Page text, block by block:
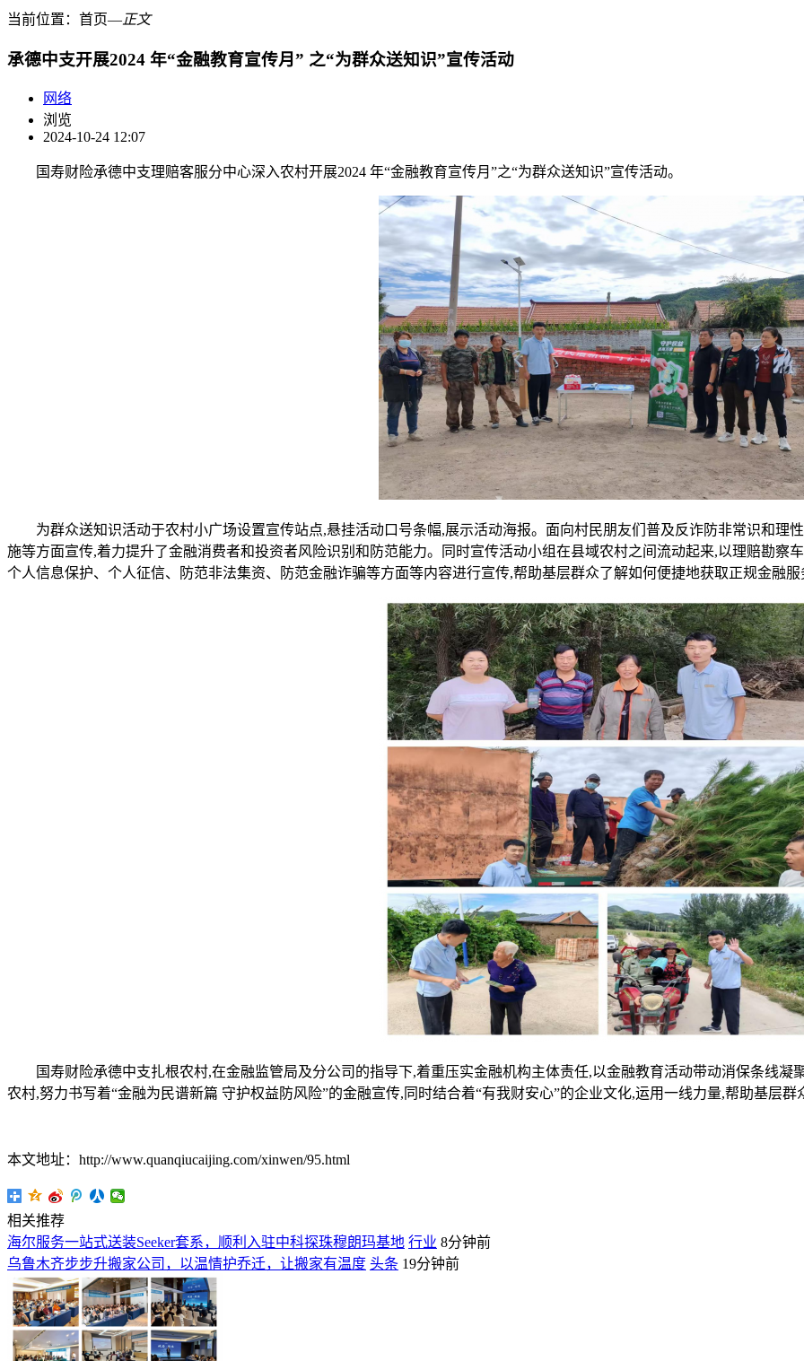
当前位置： 首页―正文
承德中支开展2024 年“金融教育宣传月” 之“为群众送知识”宣传活动
网络
浏览
2024-10-24 12:07
国寿财险承德中支理赔客服分中心深入农村开展2024 年“金融教育宣传月”之“为群众送知识”宣传活动。
为群众送知识活动于农村小广场设置宣传站点,悬挂活动口号条幅,展示活动海报。面向村民朋友们普及反诈防非常识和理
施等方面宣传,着力提升了金融消费者和投资者风险识别和防范能力。同时宣传活动小组在县域农村之间流动起来,以理赔勘察
个人信息保护、个人征信、防范非法集资、防范金融诈骗等方面等内容进行宣传,帮助基层群众了解如何便捷地获取正规金融服
国寿财险承德中支扎根农村,在金融监管局及分公司的指导下,着重压实金融机构主体责任,以金融教育活动带动消保条线凝
农村,努力书写着“金融为民谱新篇 守护权益防风险”的金融宣传,同时结合着“有我财安心”的企业文化,运用一线力量,帮助基层群
本文地址：http://www.quanqiucaijing.com/xinwen/95.html
相关推荐
海尔服务一站式送装Seeker套系，顺利入驻中科探珠穆朗玛基地 行业 8分钟前
乌鲁木齐步步升搬家公司，以温情护乔迁，让搬家有温度 头条 19分钟前